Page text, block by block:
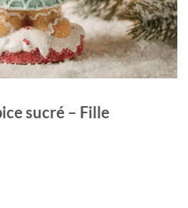
sucré – Fille